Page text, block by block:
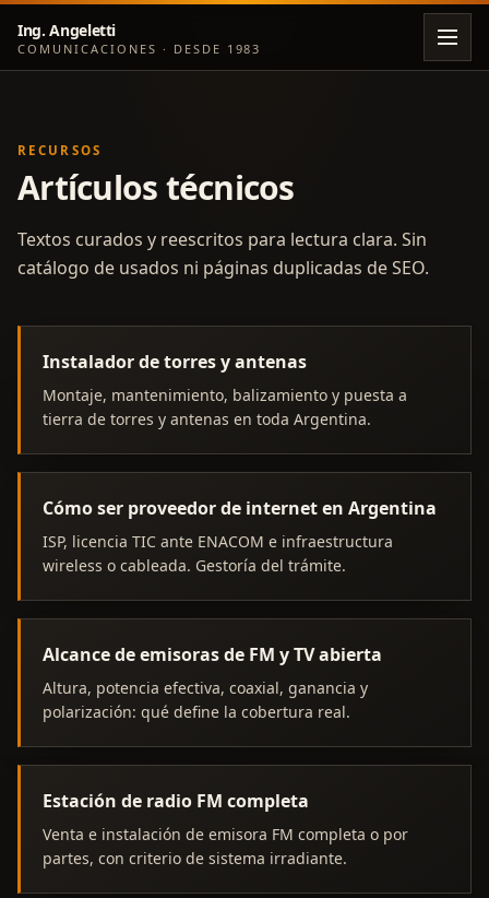
Ing. Angeletti
COMUNICACIONES · DESDE 1983
RECURSOS
Artículos técnicos
Textos curados y reescritos para lectura clara. Sin
catálogo de usados ni páginas duplicadas de SEO.
Instalador de torres y antenas
Montaje, mantenimiento, balizamiento y puesta a
tierra de torres y antenas en toda Argentina.
Cómo ser proveedor de internet en Argentina
ISP, licencia TIC ante ENACOM e infraestructura
wireless o cableada. Gestoría del trámite.
Alcance de emisoras de FM y TV abierta
Altura, potencia efectiva, coaxial, ganancia y
polarización: qué define la cobertura real.
Estación de radio FM completa
Venta e instalación de emisora FM completa o por
partes, con criterio de sistema irradiante.